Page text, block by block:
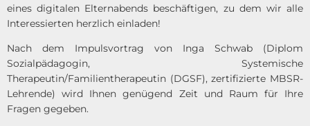
eines digitalen Elternabends beschäftigen, zu dem wir alle
Interessierten herzlich einladen!
Nach dem Impulsvortrag von Inga Schwab (Diplom
Sozialpädagogin, Systemische
Therapeutin/Familientherapeutin (DGSF), zertifizierte MBSR-
Lehrende) wird Ihnen genügend Zeit und Raum für Ihre
Fragen gegeben.